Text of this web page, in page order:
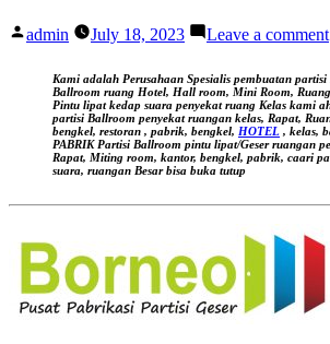
Posted
admin July 18, 2023 Leave a comment
Kami adalah Perusahaan Spesialis pembuatan
Ballroom ruang Hotel, Hall room, Mini Room,
Pintu lipat kedap suara penyekat ruang Kelas kami
partisi Ballroom penyekat ruangan kelas, Rapat,
bengkel, restoran , pabrik, bengkel, HOTEL , kelas,
PABRIK Partisi Ballroom pintu lipat/Geser ruangan
Rapat, Miting room, kantor, bengkel, pabrik, caari
suara, ruangan Besar bisa buka tutup